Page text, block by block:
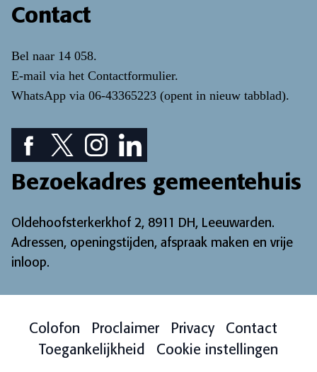
Contact
Bel naar 14 058.
E-mail via het Contactformulier.
WhatsApp via 06-43365223 (opent in nieuw tabblad).
Facebook pictogram: bekijk onze Facebook pagina
Twitter pictogram: bekijk onze Twitter pagina
Instagram pictogram: bekijk onze
LinkedIn pictogram: bekijk onze
Bezoekadres gemeentehuis
Oldehoofsterkerkhof 2, 8911 DH, Leeuwarden.
Adressen, openingstijden, afspraak maken en vrije
inloop.
Colofon Proclaimer Privacy
Contact
Toegankelijkheid
Cookie instellingen